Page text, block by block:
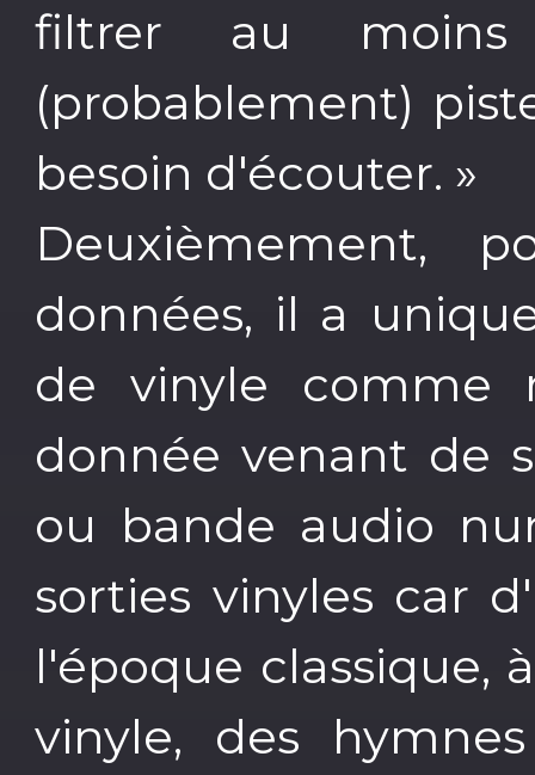
filtrer au
(probablement)
besoin d'écouter. »
Deuxièmement,
données, il a
de vinyle comme
donnée venant de
ou bande audio
sorties vinyles car
l'époque classique,
vinyle, des